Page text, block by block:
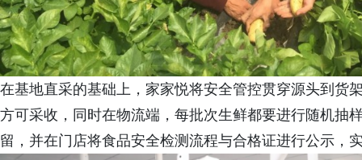
在基地直采的基础上，家家悦将安全管控贯穿源头到货
方可采收，同时在物流端，每批次生鲜都要进行随机抽
留，并在门店将食品安全检测流程与合格证进行公示，